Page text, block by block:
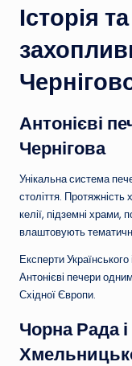
Історія
Антонієві
Чернігова
Унікальна система
століття.
келії, підземні храми,
влаштовують тематичні
Експерти
Антонієві печери
Східної Європи.
Чорна Рада